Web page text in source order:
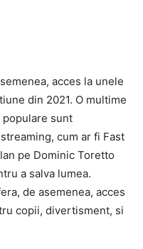
acces la unele
din 2021. O multime
sunt
cum ar fi Fast
pe Dominic Toretto
a salva lumea.
de asemenea, acces
copii, divertisment, si